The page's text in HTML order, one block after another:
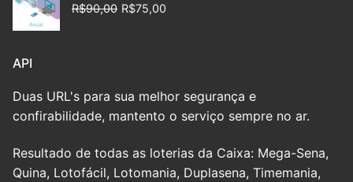
R$90,00 R$75,00
API
Duas URL's para sua melhor segurança e
confirabilidade, mantento o serviço sempre no ar.
Resultado de todas as loterias da Caixa: Mega-Sena,
Quina, Lotofácil, Lotomania, Duplasena, Timemania,